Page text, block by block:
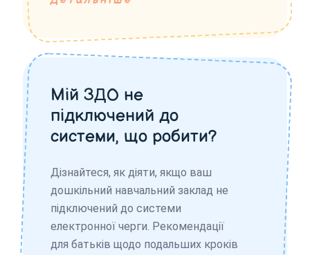
Мій ЗДО не
підключений до
системи, що робити?
Дізнайтеся, як діяти, якщо ваш
дошкільний навчальний заклад не
підключений до системи
електронної черги. Рекомендації
для батьків щодо подальших кроків